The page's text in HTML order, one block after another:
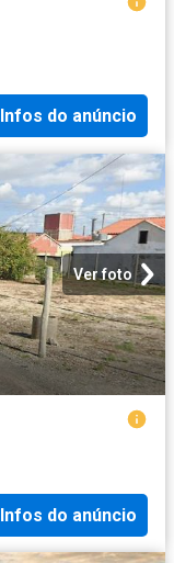
Infos do anúncio
Ver foto
Infos do anúncio